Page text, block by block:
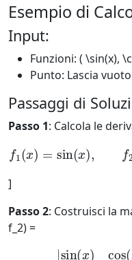
Esempio di
Input:
Funzioni: ( \sin(x),
Punto: Lascia
Passaggi di
Passo 1: Calcola le
f )=sin( x)
(x
]
Passo 2: Costruisci la
f_2) =
|sin )cos